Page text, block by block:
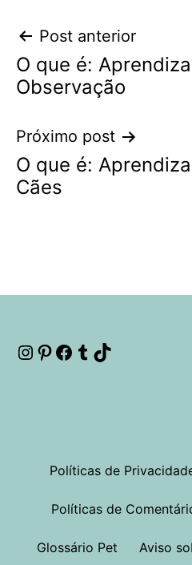
Navegação
de
Post anterior
O que é:
Observação
Próximo post
O que é:
Cães
Instagram
Pinterest
Facebook
Tumblr
Políticas de
Políticas de
Glossário Pet Aviso